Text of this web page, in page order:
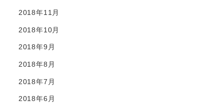
2018年11月
2018年10月
2018年9月
2018年8月
2018年7月
2018年6月